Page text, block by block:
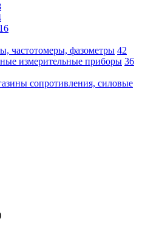
16
частотомеры, фазометры 42
измерительные приборы 36
сопротивления, силовые